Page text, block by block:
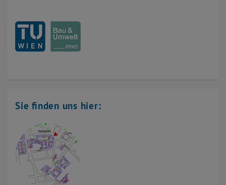
Sie finden uns hier: